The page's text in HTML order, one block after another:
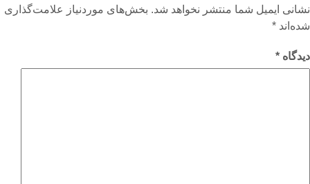
ایمیل شما منتشر نخواهد شد. بخش‌های موردنیاز علامت‌گذاری
*
*